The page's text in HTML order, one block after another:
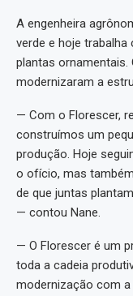
A engenheira
verde e hoje trabalha
plantas ornamentais.
modernizaram a
— Com o Florescer,
construímos um
produção. Hoje
o ofício, mas
de que juntas
— contou Nane.
— O Florescer é um
toda a cadeia
modernização com